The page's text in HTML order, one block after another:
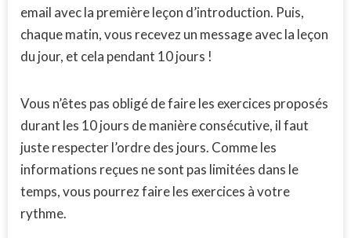
email avec la première leçon d’introduction. Puis,
chaque matin, vous recevez un message avec la leçon
du jour, et cela pendant 10 jours !
Vous n’êtes pas obligé de faire les exercices proposés
durant les 10 jours de manière consécutive, il faut
juste respecter l’ordre des jours. Comme les
informations reçues ne sont pas limitées dans le
temps, vous pourrez faire les exercices à votre
rythme.